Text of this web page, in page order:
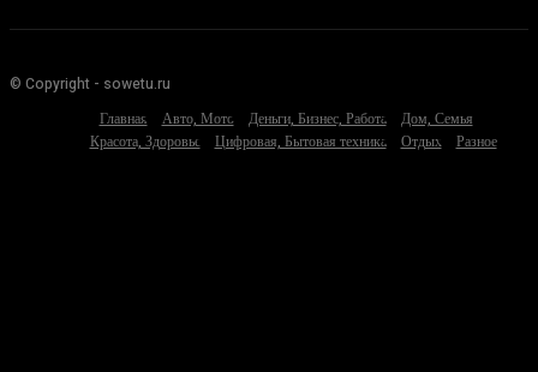
© Copyright - sowetu.ru
Главная
Авто, Мото Деньги, Бизнес, Работа
Дом, Семья
Красота, Здоровье
Цифровая, Бытовая техника Отдых Разное